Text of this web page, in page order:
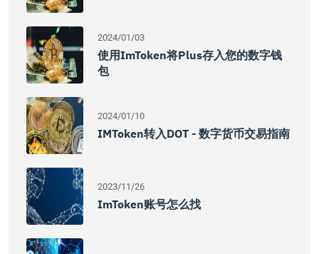
2024/01/03
使用imToken将plus存入您的数字钱
包
2024/01/10
IMToken转入DOT - 数字货币交易指南
2023/11/26
ImToken账号怎么找